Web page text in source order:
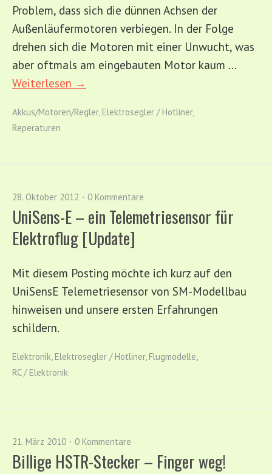
Problem, dass sich die dünnen Achsen der
Außenläufermotoren verbiegen. In der Folge
drehen sich die Motoren mit einer Unwucht, was
aber oftmals am eingebauten Motor kaum …
Weiterlesen →
Akkus/Motoren/Regler, Elektrosegler / Hotliner,
Reperaturen
28. Oktober 2012 0 Kommentare
UniSens-E – ein Telemetriesensor für
Elektroflug [Update]
Mit diesem Posting möchte ich kurz auf den
UniSensE Telemetriesensor von SM-Modellbau
hinweisen und unsere ersten Erfahrungen
schildern.
Elektronik, Elektrosegler / Hotliner, Flugmodelle,
RC / Elektronik
21. März 2010 0 Kommentare
Billige HSTR-Stecker – Finger weg!